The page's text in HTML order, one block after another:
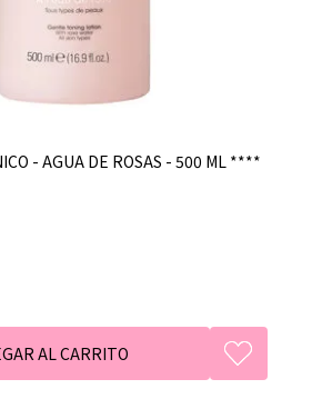
- AGUA DE ROSAS - 500 ML ****